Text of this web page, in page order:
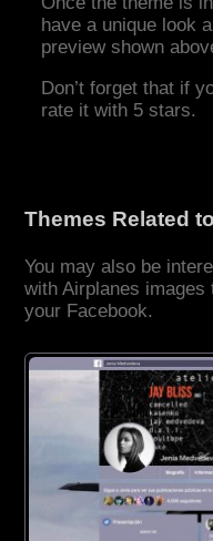
have a unique look
preview shown
Don’t forget that if
rate it with 5 stars.
Themes Related
You may also be
with Airplanes
your Facebook.